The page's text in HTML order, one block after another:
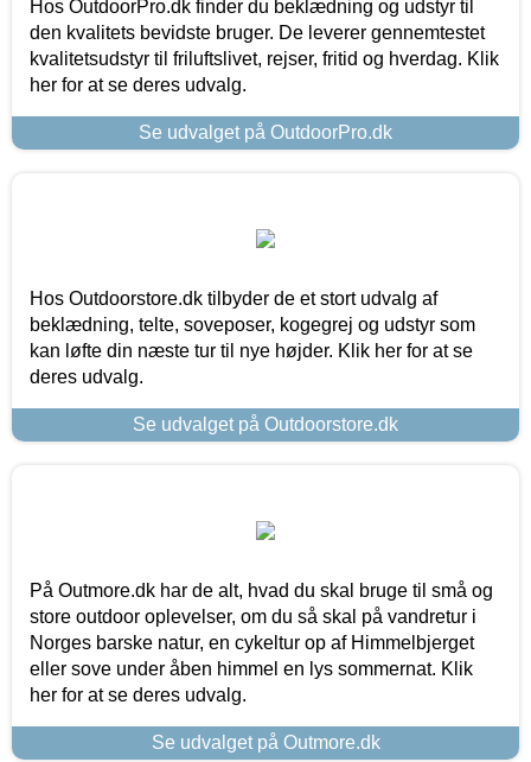
Hos OutdoorPro.dk finder du beklædning og udstyr til
den kvalitets bevidste bruger. De leverer gennemtestet
kvalitetsudstyr til friluftslivet, rejser, fritid og hverdag. Klik
her for at se deres udvalg.
Se udvalget på OutdoorPro.dk
Hos Outdoorstore.dk tilbyder de et stort udvalg af
beklædning, telte, soveposer, kogegrej og udstyr som
kan løfte din næste tur til nye højder. Klik her for at se
deres udvalg.
Se udvalget på Outdoorstore.dk
På Outmore.dk har de alt, hvad du skal bruge til små og
store outdoor oplevelser, om du så skal på vandretur i
Norges barske natur, en cykeltur op af Himmelbjerget
eller sove under åben himmel en lys sommernat. Klik
her for at se deres udvalg.
Se udvalget på Outmore.dk